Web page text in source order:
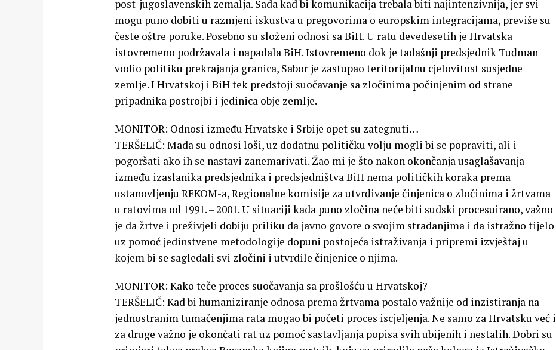
post-jugoslavenskih zemalja. Sada kad bi komunikacija trebala biti najintenzivnija, jer svi
mogu puno dobiti u razmjeni iskustva u pregovorima o europskim integracijama, previše su
česte oštre poruke. Posebno su složeni odnosi sa BiH. U ratu devedesetih je Hrvatska
istovremeno podržavala i napadala BiH. Istovremeno dok je tadašnji predsjednik Tuđman
vodio politiku prekrajanja granica, Sabor je zastupao teritorijalnu cjelovitost susjedne
zemlje. I Hrvatskoj i BiH tek predstoji suočavanje sa zločinima počinjenim od strane
pripadnika postrojbi i jedinica obje zemlje.
MONITOR: Odnosi između Hrvatske i Srbije opet su zategnuti…
TERŠELIČ: Mada su odnosi loši, uz dodatnu političku volju mogli bi se popraviti, ali i
pogoršati ako ih se nastavi zanemarivati. Žao mi je što nakon okončanja usaglašavanja
između izaslanika predsjednika i predsjedništva BiH nema političkih koraka prema
ustanovljenju REKOM-a, Regionalne komisije za utvrđivanje činjenica o zločinima i žrtvama
u ratovima od 1991. – 2001. U situaciji kada puno zločina neće biti sudski procesuirano, važno
je da žrtve i preživjeli dobiju priliku da javno govore o svojim stradanjima i da istražno tijelo
uz pomoć jedinstvene metodologije dopuni postojeća istraživanja i pripremi izvještaj u
kojem bi se sagledali svi zločini i utvrdile činjenice o njima.
MONITOR: Kako teče proces suočavanja sa prošlošću u Hrvatskoj?
TERŠELIČ: Kad bi humaniziranje odnosa prema žrtvama postalo važnije od inzistiranja na
jednostranim tumačenjima rata mogao bi početi proces iscjeljenja. Ne samo za Hrvatsku već i
za druge važno je okončati rat uz pomoć sastavljanja popisa svih ubijenih i nestalih. Dobri su